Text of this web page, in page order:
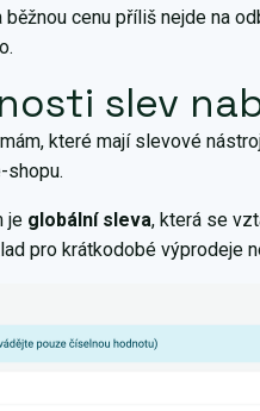
běžnou cenu příliš nejde na
slev
které mají slevové
shopu.
je globální sleva, která se
pro krátkodobé výprodeje